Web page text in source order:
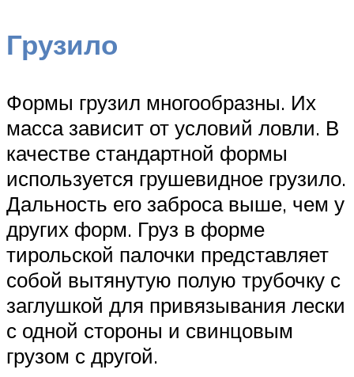
Грузило
Формы грузил многообразны. Их
масса зависит от условий ловли. В
качестве стандартной формы
используется грушевидное грузило.
Дальность его заброса выше, чем у
других форм. Груз в форме
тирольской палочки представляет
собой вытянутую полую трубочку с
заглушкой для привязывания лески
с одной стороны и свинцовым
грузом с другой.